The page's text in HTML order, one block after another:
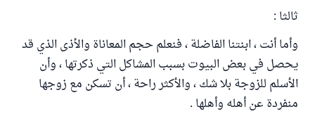
ثالثا :
وأما أنت ، ابنتنا الفاضلة ، فنعلم حجم المعاناة والأذى الذي قد
يحصل في بعض البيوت بسبب المشاكل التي ذكرتها ، وأن
الأسلم للزوجة بلا شك ، والأكثر راحة ، أن تسكن مع زوجها
منفردة عن أهله وأهلها .